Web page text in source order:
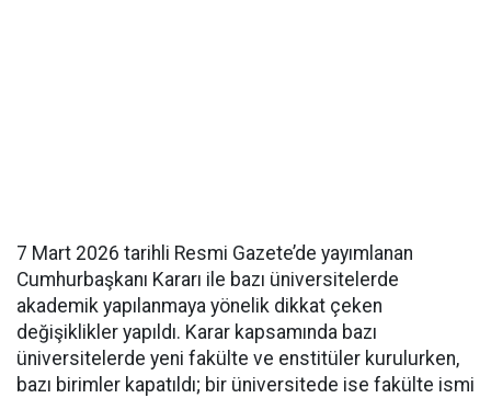
7 Mart 2026 tarihli Resmi Gazete’de yayımlanan
Cumhurbaşkanı Kararı ile bazı üniversitelerde
akademik yapılanmaya yönelik dikkat çeken
değişiklikler yapıldı. Karar kapsamında bazı
üniversitelerde yeni fakülte ve enstitüler kurulurken,
bazı birimler kapatıldı; bir üniversitede ise fakülte ismi